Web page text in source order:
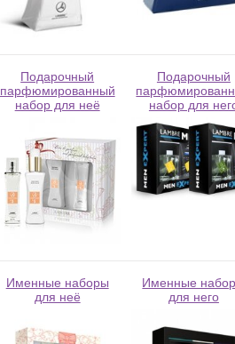
Подарочный
парфюмированный
набор для неё
Подарочный
набор для
Именные наборы
для неё
Именные
для него